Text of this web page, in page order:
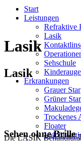
Start
Leistungen
Refraktive
Lasik
Sehschule
Erkrankungen
Grauer Star
Grüner Star
Trockenes
Floater
Lasik
Lasik
Sehen ohne Brille
Die LASIK